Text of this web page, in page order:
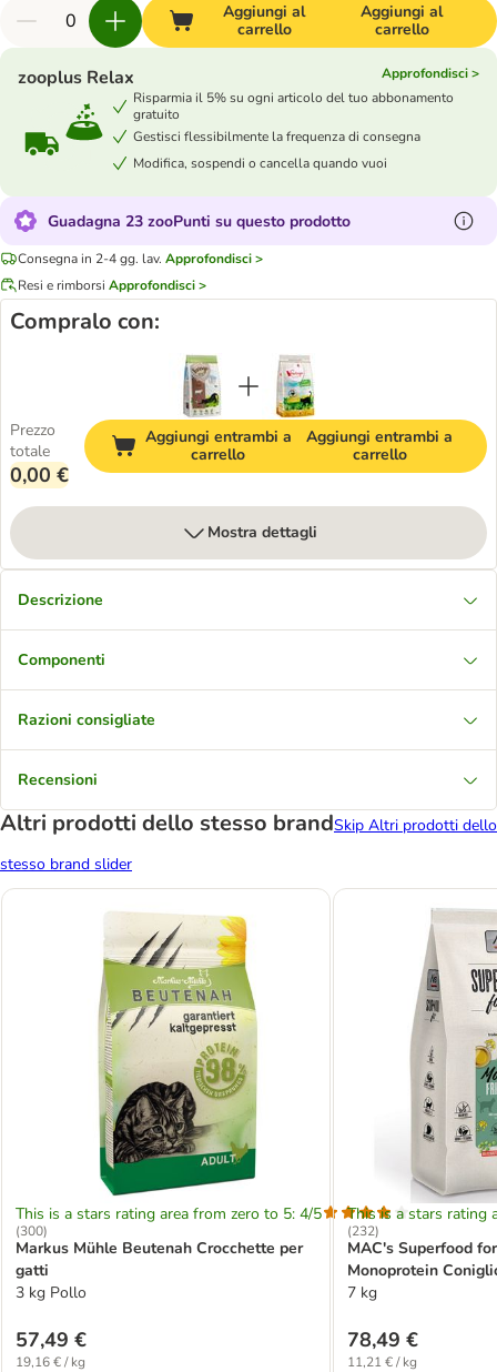
Aggiungi al
carrello
Aggiungi al
carrello
zooplus Relax
Approfondisci >
Risparmia il 5% su ogni articolo del tuo abbonamento
gratuito
Gestisci flessibilmente la frequenza di consegna
Modifica, sospendi o cancella quando vuoi
Guadagna 23 zooPunti su questo prodotto
Consegna in 2-4 gg. lav. Approfondisci >
Resi e rimborsi Approfondisci >
Compralo con:
Prezzo
totale
0,00 €
Aggiungi entrambi a
carrello
Aggiungi entrambi a
carrello
Mostra dettagli
Descrizione
Componenti
Razioni consigliate
Recensioni
Altri prodotti dello stesso brandSkip Altri prodotti dello
stesso brand slider
This is a stars rating area from zero to 5: 4/5
(300)
Markus Mühle Beutenah Crocchette per
gatti
3 kg Pollo
57,49 €
19,16 € / kg
This is a stars rating
(232)
MAC's Superfood
Monoprotein
gatti
7 kg
78,49 €
11,21 € / kg